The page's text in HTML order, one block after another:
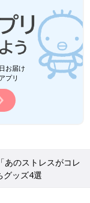
お届け
プリ
あのストレスがコレ
グッズ4選